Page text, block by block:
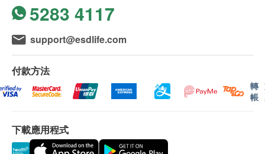
一般條款 :
Power Living 在收到客戶的訂單資料後會根據貨品
的供應情況盡快作出最後確認及安排有關送貨或自
行取貨事宜。
所有訂單須視乎相關貨品的供應情況再作最後確
認。倘若供應商未能提供任何訂單上的貨品，健康
網購health.ESDlife有權拒絕接受該訂單，並且會
於確認訂單後，如客戶在派送貨品期間通知更改地
址，健康網購 <health.ESDdlife> 及 Power Living
5283 4117
support@esdlife.com
付款方法
轉
帳
下載應用程式